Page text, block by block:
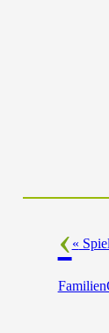
«